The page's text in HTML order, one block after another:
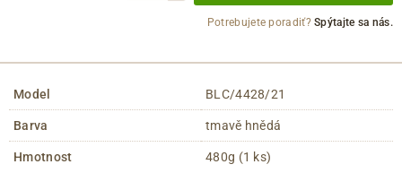
Potrebujete poradiť?Spýtajte sa nás.
Model BLC/4428/21
Barva tmavě hnědá
Hmotnost 480g (1 ks)